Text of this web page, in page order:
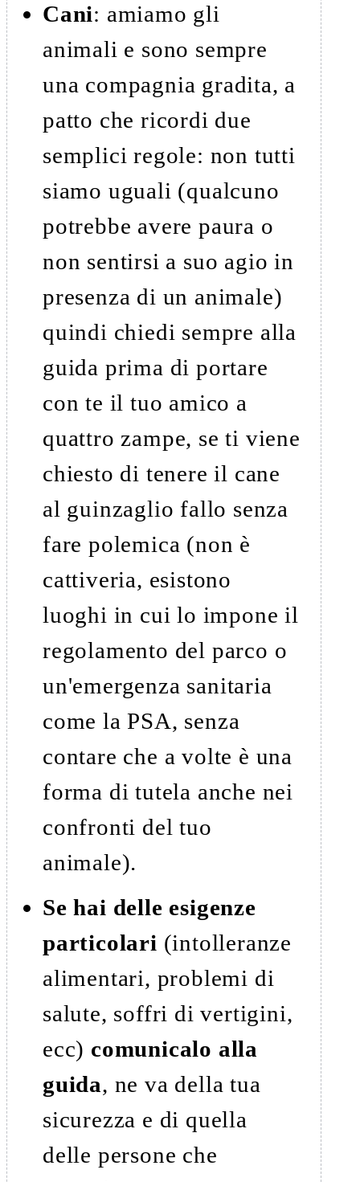
Cani: amiamo gli
animali e sono sempre
una compagnia gradita, a
patto che ricordi due
semplici regole: non tutti
siamo uguali (qualcuno
potrebbe avere paura o
non sentirsi a suo agio in
presenza di un animale)
quindi chiedi sempre alla
guida prima di portare
con te il tuo amico a
quattro zampe, se ti viene
chiesto di tenere il cane
al guinzaglio fallo senza
fare polemica (non è
cattiveria, esistono
luoghi in cui lo impone il
regolamento del parco o
un'emergenza sanitaria
come la PSA, senza
contare che a volte è una
forma di tutela anche nei
confronti del tuo
animale).
Se hai delle esigenze
particolari (intolleranze
alimentari, problemi di
salute, soffri di vertigini,
ecc) comunicalo alla
guida, ne va della tua
sicurezza e di quella
delle persone che